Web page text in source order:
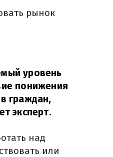
рынок
уровень
понижения
граждан,
эксперт.
над
или